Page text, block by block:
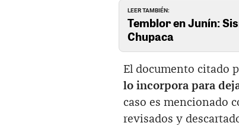
LEER TAMBIÉN:
Temblor en Junín:
Chupaca
El documento citado
lo incorpora para
caso es mencionado
revisados y